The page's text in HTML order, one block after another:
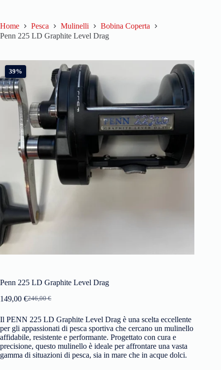
Home Pesca Mulinelli
Bobina Coperta
Penn 225 LD Graphite Level Drag
39%
Penn 225 LD Graphite Level Drag
246,00€
149,00 €
Il PENN 225 LD Graphite Level Drag è una scelta eccellente
per gli appassionati di pesca sportiva che cercano un mulinello
affidabile, resistente e performante. Progettato con cura e
precisione, questo mulinello è ideale per affrontare una vasta
gamma di situazioni di pesca, sia in mare che in acque dolci.